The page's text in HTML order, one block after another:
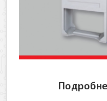
Комментарий
Прикрепить файл